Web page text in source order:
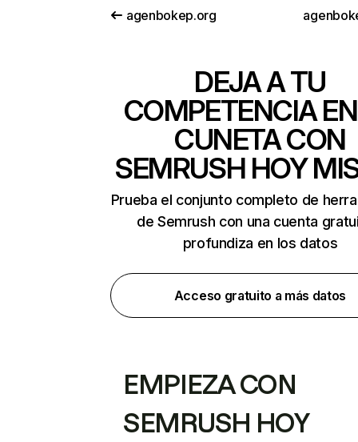
agenbokep.org
DEJA A TU
COMPETENCIA
CUNETA CON
SEMRUSH HOY
Prueba el conjunto completo de
de Semrush con una cuenta
profundiza en los datos
Acceso gratuito a más datos
EMPIEZA CON
SEMRUSH HOY